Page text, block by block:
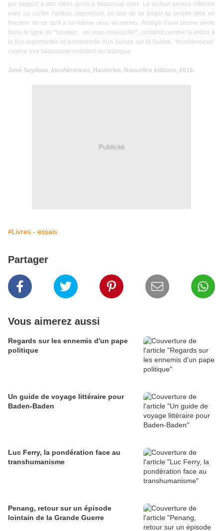
par rapport à des idées qu'on a beaucoup vues. Le lecteur aimera réfléchir
avec ou contre l'auteur, cependant, en vue de se forger sa propre idée en
fonction de ce qu'il a lui-même vécu ou connu. Rédigé d'une plume alerte
dans la ligne de "Souriez... on vous ressuscite!", construit comme la vision à
la fois argumentée et personnelle d'un Suisse sur la Suisse, "Incohérences"
s'avère une séduisante invitation au dialogue.
José Seydoux, Incohérences, Hauterive, Nouvelles éditions, 2016.
Publicité
#Livres - essais
Partager
Vous aimerez aussi
Regards sur les ennemis d'un pape
politique
Un guide de voyage littéraire pour
Baden-Baden
Luc Ferry, la pondération face au
transhumanisme
Penang, retour sur un épisode
lointain de la Grande Guerre